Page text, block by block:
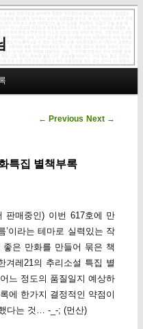
Post navigation
← Previous Next →
특집 별책부록
판매중인) 이번 617호에 만
’이라는 테마로 실력있는 작
은 만화를 만들어 묶은 책
겨레21의 추리소설 특집 별
느 정도의 품질일지 예상하
에 한가지 결정적인 약점이
다는 것… -_-; (먼산)